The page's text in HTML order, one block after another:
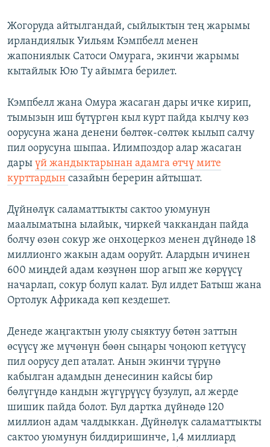
Жогоруда айтылгандай, сыйлыктын тең жарымы
ирландиялык Уильям Кэмпбелл менен
жапониялык Сатоси Омурага, экинчи жарымы
кытайлык Юю Ту айымга берилет.
Кэмпбелл жана Омура жасаган дары ичке кирип,
тымызын иш бүтүргөн кыл курт пайда кылчу көз
оорусуна жана денени бөлтөк-сөлтөк кылып салчу
пил оорусуна шыпаа. Илимпоздор алар жасаган
дары үй жандыктарынан адамга өтчү мите
курттардын сазайын берерин айтышат.
Дүйнөлүк саламаттыкты сактоо уюмунун
маалыматына ылайык, чиркей чаккандан пайда
болчу өзөн сокур же онхоцеркоз менен дүйнөдө 18
миллионго жакын адам ооруйт. Алардын ичинен
600 миңдей адам көзүнөн шор агып же көрүүсү
начарлап, сокур болуп калат. Бул илдет Батыш жана
Ортолук Африкада көп кездешет.
Денеде жаңгактын уюлу сыяктуу бөтөн заттын
өсүүсү же мүчөнүн бөөн сыңары чоңоюп кетүүсү
пил оорусу деп аталат. Анын экинчи түрүнө
кабылган адамдын денесинин кайсы бир
бөлүгүндө кандын жүгүрүүсү бузулуп, ал жерде
шишик пайда болот. Бул дартка дүйнөдө 120
миллион адам чалдыккан. Дүйнөлүк саламаттыкты
сактоо уюмунун билдиришинче, 1,4 миллиард